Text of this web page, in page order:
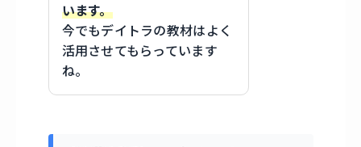
います。
今でもデイトラの教材はよく
活用させてもらっています
ね。